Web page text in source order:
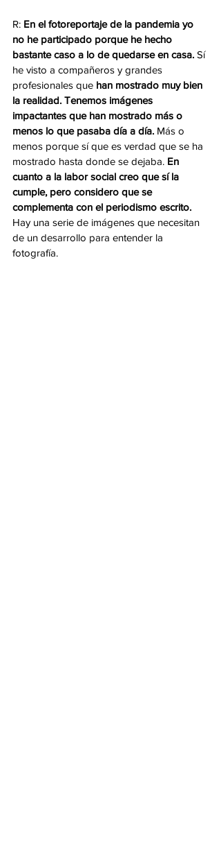
R: En el fotoreportaje de la pandemia yo
no he participado porque he hecho
bastante caso a lo de quedarse en casa. Sí
he visto a compañeros y grandes
profesionales que han mostrado muy bien
la realidad. Tenemos imágenes
impactantes que han mostrado más o
menos lo que pasaba día a día. Más o
menos porque sí que es verdad que se ha
mostrado hasta donde se dejaba. En
cuanto a la labor social creo que sí la
cumple, pero considero que se
complementa con el periodismo escrito.
Hay una serie de imágenes que necesitan
de un desarrollo para entender la
fotografía.